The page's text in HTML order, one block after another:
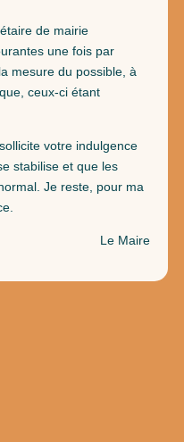
de mairie
une fois par
mesure du possible, à
ceux-ci étant
votre indulgence
stabilise et que les
Je reste, pour ma
Le Maire